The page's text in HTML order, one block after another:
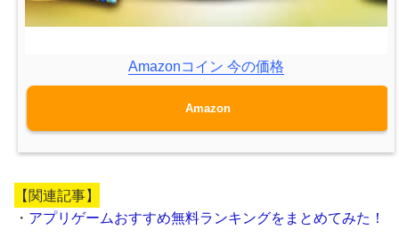
Amazonコイン 今の価格
Amazon
【関連記事】
・ アプリゲームおすすめ無料ランキングをまとめてみた！